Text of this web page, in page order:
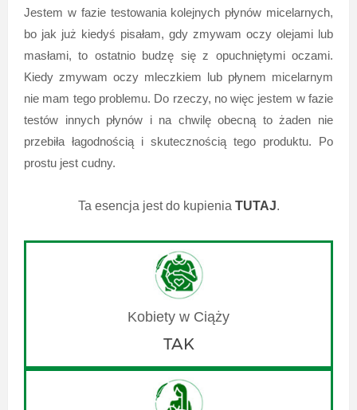
Jestem w fazie testowania kolejnych płynów micelarnych,
bo jak już kiedyś pisałam, gdy zmywam oczy olejami lub
masłami, to ostatnio budzę się z opuchniętymi oczami.
Kiedy zmywam oczy mleczkiem lub płynem micelarnym
nie mam tego problemu. Do rzeczy, no więc jestem w fazie
testów innych płynów i na chwilę obecną to żaden nie
przebiła łagodnością i skutecznością tego produktu. Po
prostu jest cudny.
Ta esencja jest do kupienia TUTAJ.
TAK